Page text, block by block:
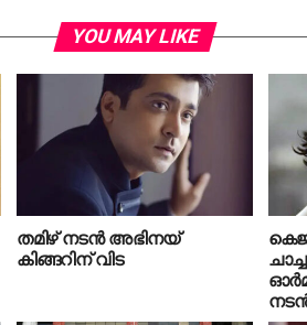
YOU MAY LIKE
തമിഴ്‌ നടന്‍ അഭിനയ്
കിങ്ങറിന് വിട